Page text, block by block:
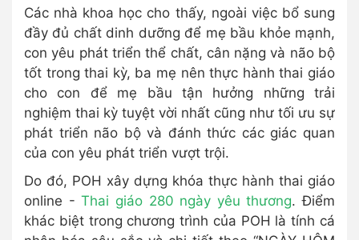
Các nhà khoa học cho thấy, ngoài việc bổ sung
đầy đủ chất dinh dưỡng để mẹ bầu khỏe mạnh,
con yêu phát triển thể chất, cân nặng và não bộ
tốt trong thai kỳ, ba mẹ nên thực hành thai giáo
cho con để mẹ bầu tận hưởng những trải
nghiệm thai kỳ tuyệt vời nhất cũng như tối ưu sự
phát triển não bộ và đánh thức các giác quan
của con yêu phát triển vượt trội.
Do đó, POH xây dựng khóa thực hành thai giáo
online -Thai giáo 280 ngày yêu thương. Điểm
khác biệt trong chương trình của POH là tính cá